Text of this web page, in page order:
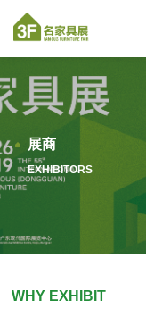
展商
EXHIBITORS
WHY EXHIBIT